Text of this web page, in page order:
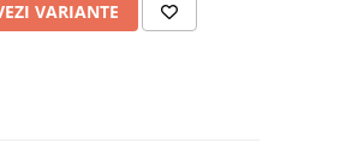
VARIANTE